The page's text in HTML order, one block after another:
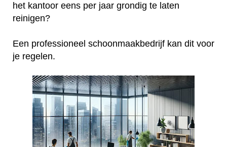
het kantoor eens per jaar grondig te laten
reinigen?
Een professioneel schoonmaakbedrijf kan dit voor
je regelen.